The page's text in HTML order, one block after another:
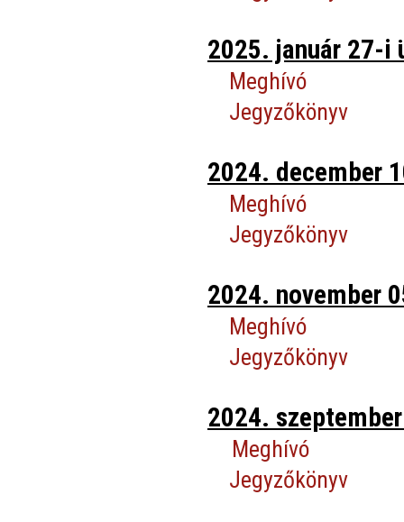
2025. január 27-i
Meghívó
Jegyzőkönyv
2024. december
Meghívó
Jegyzőkönyv
2024. november
Meghívó
Jegyzőkönyv
2024.
Meghívó
Jegyzőkönyv